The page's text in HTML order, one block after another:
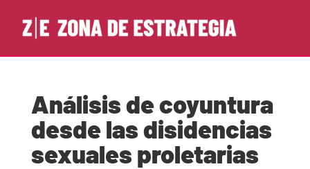
Análisis de coyuntura
desde las disidencias
sexuales proletarias